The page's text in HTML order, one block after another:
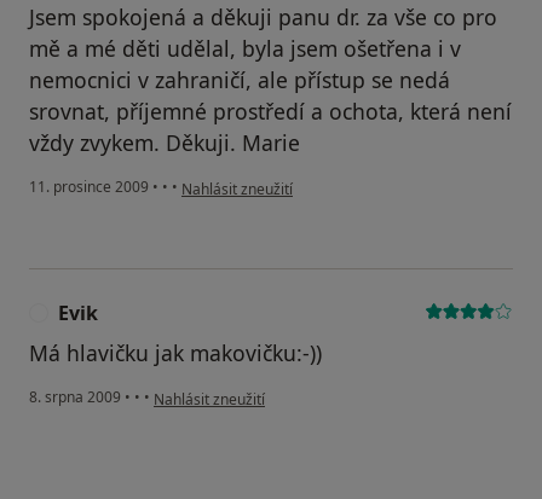
Jsem spokojená a děkuji panu dr. za vše co pro
mě a mé děti udělal, byla jsem ošetřena i v
nemocnici v zahraničí, ale přístup se nedá
srovnat, příjemné prostředí a ochota, která není
vždy zvykem. Děkuji. Marie
11. prosince 2009 • • • podle názoru uživatele Váš účet byl odstraněn
Nahlásit zneužití
Evik
Má hlavičku jak makovičku:-))
8. srpna 2009 • • • podle názoru uživatele Evik
Nahlásit zneužití